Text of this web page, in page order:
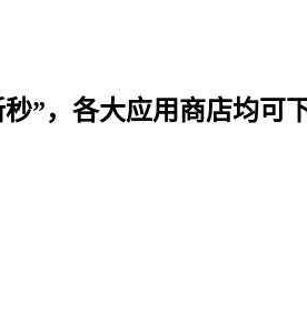
”，各大应用商店均可